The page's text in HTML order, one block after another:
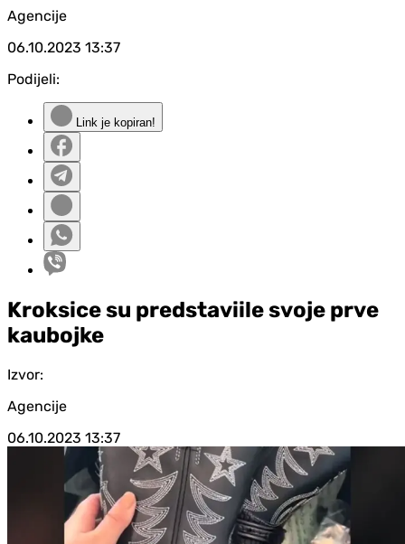
Agencije
06.10.2023 13:37
Podijeli:
Link je kopiran!
Kroksice su predstaviile svoje prve
kaubojke
Izvor:
Agencije
06.10.2023 13:37